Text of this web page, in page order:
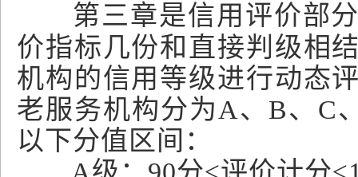
第三章是信用评价部
价指标几份和直接判级相
机构的信用等级进行动态
老服务机构分为A、B、C
以下分值区间：